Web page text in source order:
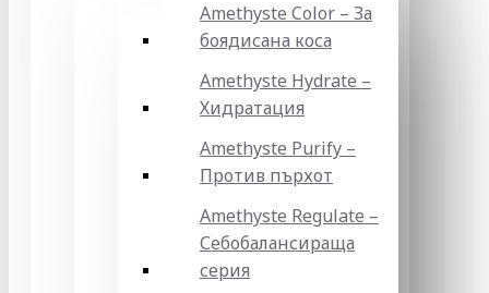
Amethyste Color – За
боядисана коса
Amethyste Hydrate –
Хидратация
Amethyste Purify –
Против пърхот
Amethyste Regulate –
Себобалансираща
серия